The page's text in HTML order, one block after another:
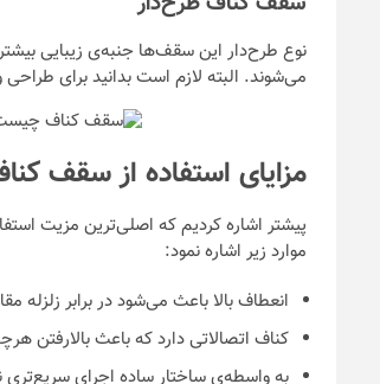
نوع طرح‌دار این سقف‌ها جنبه‌ی زیبایی
می‌شوند. البته لازم است بدانید برای
مزایای استفاده از سقف
پیشتر اشاره کردیم که اصلی‌ترین مزیت
موارد زیر اشاره نمود:
انعطاف بالا باعث می‌شود در برابر زلزله
کناف اتصالاتی دارد که باعث بالارفتن
به واسطه‌ی ساختار ساده اجرای سریع‌تری